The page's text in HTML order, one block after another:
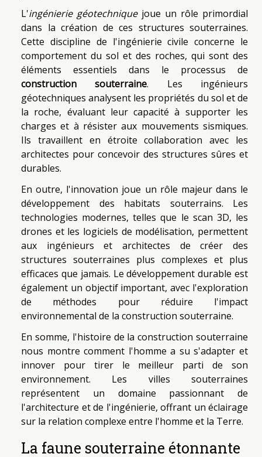
L'ingénierie géotechniquejoue un rôle primordial
dans la création de ces structures souterraines.
Cette discipline de l'ingénierie civile concerne le
comportement du sol et des roches, qui sont des
éléments essentiels dans le processus de
construction souterraine. Les ingénieurs
géotechniques analysent les propriétés du sol et de
la roche, évaluant leur capacité à supporter les
charges et à résister aux mouvements sismiques.
Ils travaillent en étroite collaboration avec les
architectes pour concevoir des structures sûres et
durables.
En outre, l'innovation joue un rôle majeur dans le
développement des habitats souterrains. Les
technologies modernes, telles que le scan 3D, les
drones et les logiciels de modélisation, permettent
aux ingénieurs et architectes de créer des
structures souterraines plus complexes et plus
efficaces que jamais. Le développement durable est
également un objectif important, avec l'exploration
de méthodes pour réduire l'impact
environnemental de la construction souterraine.
En somme, l'histoire de la construction souterraine
nous montre comment l'homme a su s'adapter et
innover pour tirer le meilleur parti de son
environnement. Les villes souterraines
représentent un domaine passionnant de
l'architecture et de l'ingénierie, offrant un éclairage
sur la relation complexe entre l'homme et la Terre.
La faune souterraine étonnante